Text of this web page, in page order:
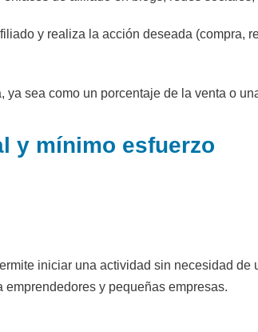
y realiza la acción deseada (compra,
sea como un porcentaje de la venta o
y mínimo esfuerzo
iniciar una actividad sin necesidad de
y pequeñas empresas.